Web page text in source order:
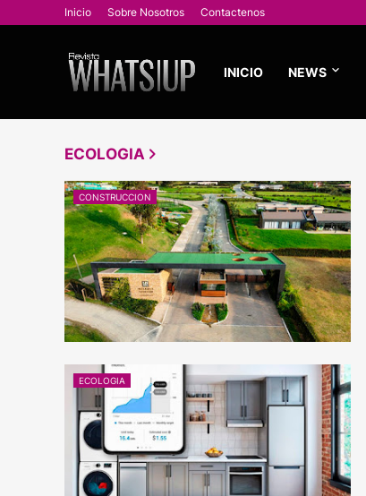
Inicio Sobre Nosotros Contactenos
INICIO NEWS
ECOLOGIA
CONSTRUCCION
ECOLOGIA